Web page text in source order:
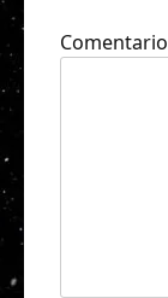
Comentario